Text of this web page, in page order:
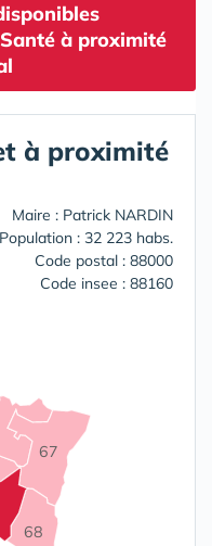
à proximité
à proximité
Maire : Patrick NARDIN
Population : 32 223 habs.
Code postal : 88000
Code insee : 88160
67
68